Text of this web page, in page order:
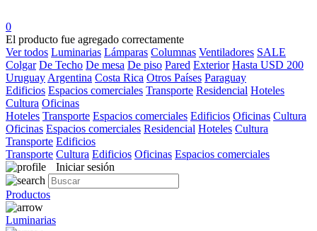
0
El producto fue agregado correctamente
Ver todos Luminarias Lámparas Columnas Ventiladores SALE
Colgar De Techo De mesa De piso Pared Exterior Hasta USD 200
Uruguay Argentina Costa Rica Otros Países Paraguay
Edificios Espacios comerciales Transporte Residencial Hoteles
Cultura Oficinas
Hoteles Transporte Espacios comerciales Edificios Oficinas Cultura
Oficinas Espacios comerciales Residencial Hoteles Cultura
Transporte Edificios
Transporte Cultura Edificios Oficinas Espacios comerciales
Iniciar sesión
Productos
Luminarias